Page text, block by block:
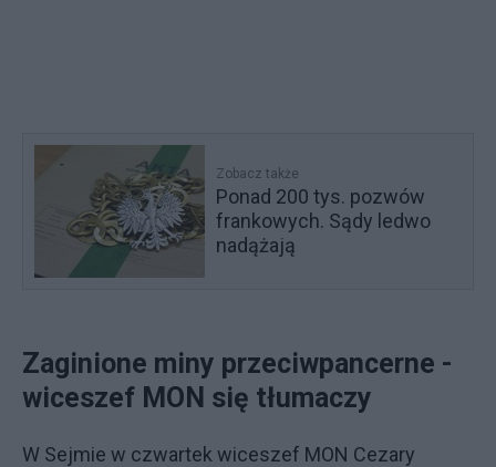
Zobacz także
Ponad 200 tys. pozwów
frankowych. Sądy ledwo
nadążają
Zaginione miny przeciwpancerne -
wiceszef MON się tłumaczy
W Sejmie w czwartek wiceszef MON Cezary